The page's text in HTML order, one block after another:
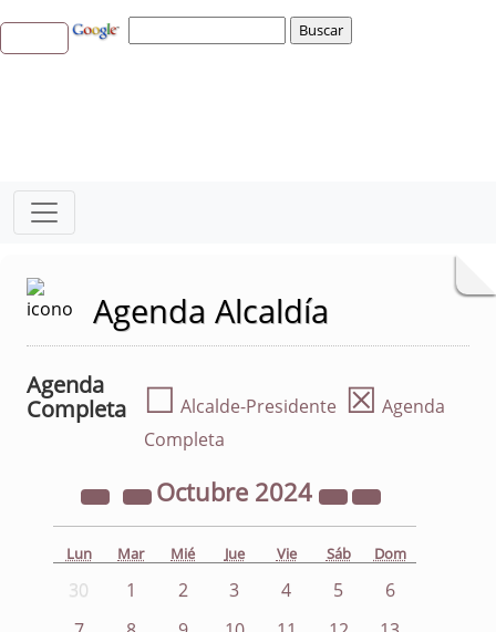
Agenda Alcaldía
Agenda
Completa
☐ Alcalde-Presidente ☒ Agenda
Completa
Octubre 2024
Lun Mar Mié Jue Vie Sáb Dom
30 1 2 3 4 5
6